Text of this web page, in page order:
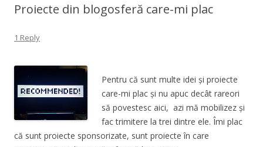
Proiecte din blogosferă care-mi plac
1 Reply
Pentru că sunt multe idei și proiecte
care-mi plac și nu apuc decât rareori
să povestesc aici, azi mă mobilizez și
fac trimitere la trei dintre ele. Îmi plac
că sunt proiecte sponsorizate, sunt proiecte în care